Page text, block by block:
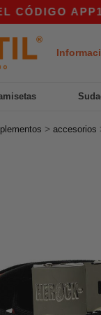
APP10 –
> accesorios